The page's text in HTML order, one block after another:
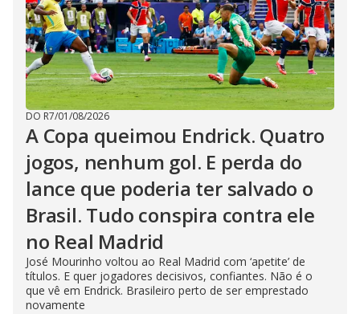
DO R7/01/08/2026
A Copa queimou Endrick. Quatro
jogos, nenhum gol. E perda do
lance que poderia ter salvado o
Brasil. Tudo conspira contra ele
no Real Madrid
José Mourinho voltou ao Real Madrid com ‘apetite’ de
títulos. E quer jogadores decisivos, confiantes. Não é o
que vê em Endrick. Brasileiro perto de ser emprestado
novamente